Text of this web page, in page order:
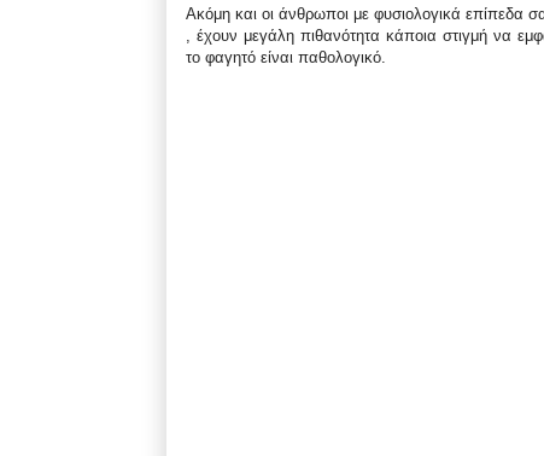
Ακόμη και οι άνθρωποι με φυσιολογικά επίπεδα
, έχουν μεγάλη πιθανότητα κάποια στιγμή να
το φαγητό είναι παθολογικό.